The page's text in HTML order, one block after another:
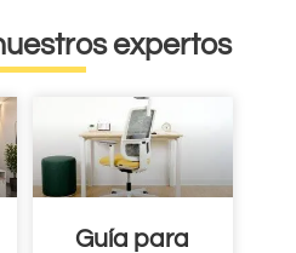
expertos
Guía para